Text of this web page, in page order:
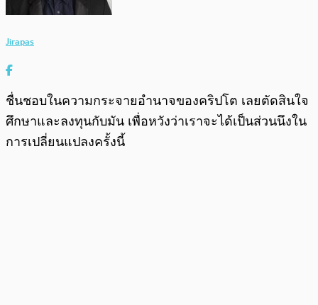
Jirapas
ชื่นชอบในความกระจายอำนาจของคริปโต เลยตัดสินใจ
ศึกษาและลงทุนกับมัน เพื่อหวังว่าเราจะได้เป็นส่วนนึงใน
การเปลี่ยนแปลงครั้งนี้